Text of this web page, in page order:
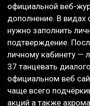
официальной веб-
дополнение. В видах
нужно заполнить
подтверждение.
личному кабинету —
37 танцевать
официальном веб
чаще всего
акций а также